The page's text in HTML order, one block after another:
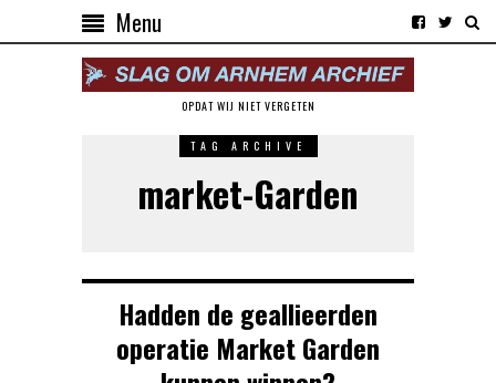
Menu
OPDAT WIJ NIET VERGETEN
TAG ARCHIVE
market-Garden
Hadden de geallieerden
operatie Market Garden